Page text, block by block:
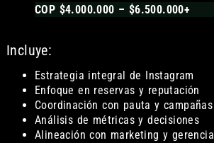
COP $4.000.000 – $6.500.000+
Incluye:
Estrategia integral de Instagram
Enfoque en reservas y reputación
Coordinación con pauta y campañas
Análisis de métricas y decisiones
Alineación con marketing y gerencia